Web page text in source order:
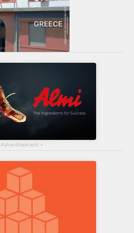
Advertisement ▴